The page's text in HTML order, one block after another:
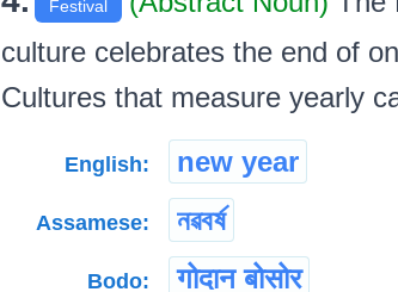
Festival
culture celebrates the end of
Cultures that measure yearly
English: new year
Assamese: নৱবৰ্ষ
Bodo: गोदान बोसोर